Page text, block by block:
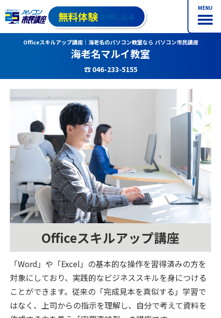
MENU
無料体験 お申し込み
Officeスキルアップ講座｜海老名のパソコン教室なら パソコン市民講座
海老名マルイ教室
☎ 046-233-5155
Officeスキルアップ講座
「Word」や「Excel」の基本的な操作を習得済みの方を
対象にしており、実践的なビジネススキルを身につける
ことができます。従来の「完成見本を真似する」学習で
はなく、上司からの指示を理解し、自分で考えて資料を